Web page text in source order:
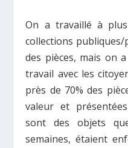
On a travaillé à
collections
des pièces, mais on
travail avec les
près de 70% des
valeur et
sont des objets
semaines, étaient